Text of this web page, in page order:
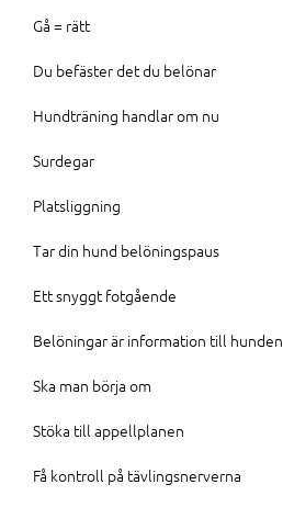
Gå = rätt
Du befäster det du belönar
Hundträning handlar om nu
Surdegar
Platsliggning
Tar din hund belöningspaus
Ett snyggt fotgående
Belöningar är information till hunden
Ska man börja om
Stöka till appellplanen
Få kontroll på tävlingsnerverna